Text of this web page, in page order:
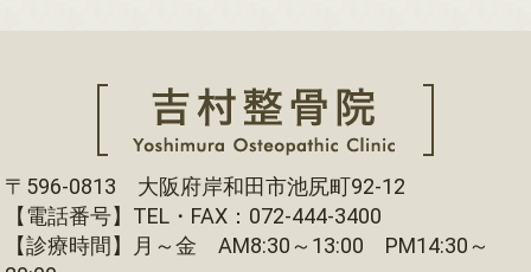
〒596-0813 大阪府岸和田市池尻町92-12
【電話番号】TEL・FAX：072-444-3400
【診療時間】月～金 AM8:30～13:00 PM14:30～